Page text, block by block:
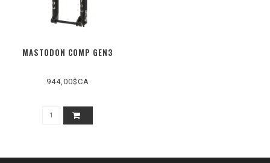
MASTODON COMP GEN3
944,00$CA